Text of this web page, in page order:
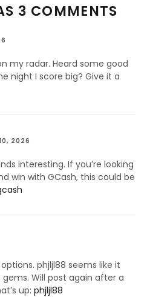
3 COMMENTS
my radar. Heard some good
night I score big? Give it a
2026
interesting. If you’re looking
win with GCash, this could be
phjljl88 seems like it
Will post again after a
up: phjljl88